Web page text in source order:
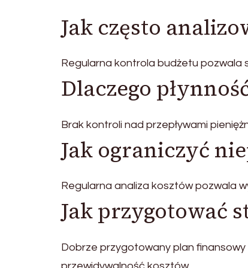
Jak często
Regularna kontrola budżetu pozwala
Dlaczego
Brak kontroli nad przepływami
Jak ograniczyć
Regularna analiza kosztów pozwala
Jak przygotować
Dobrze przygotowany plan